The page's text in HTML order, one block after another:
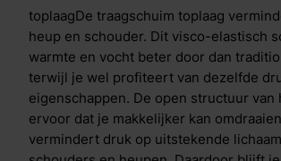
direct verkoeling en lig je in een
bed. Heb je het alsnog warm in bed?
tweede proces in werking. Vocht en
daarbij direct geabsorbeerd en
warmer het wordt, hoe meer
plaatsvindt. Anti-allergene en temperatuur
regulerende coating Uniek aan de Cool
Aqua- en Copper Coating in de toplaag.
toplaagDe traagschuim toplaag
heup en schouder. Dit visco-elastisch
warmte en vocht beter door dan
terwijl je wel profiteert van dezelfde
eigenschappen. De open structuur van
ervoor dat je makkelijker kan
vermindert druk op uitstekende